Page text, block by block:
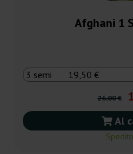
Afghani 1
26,00 €
Al